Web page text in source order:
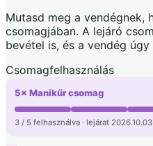
Mutasd meg a vendégnek,
csomagjában. A lejáró
bevétel is, és a vendég
Csomagfelhasználás
5× Manikűr csomag
3 / 5 felhasználva · lejárat 2026.10.03